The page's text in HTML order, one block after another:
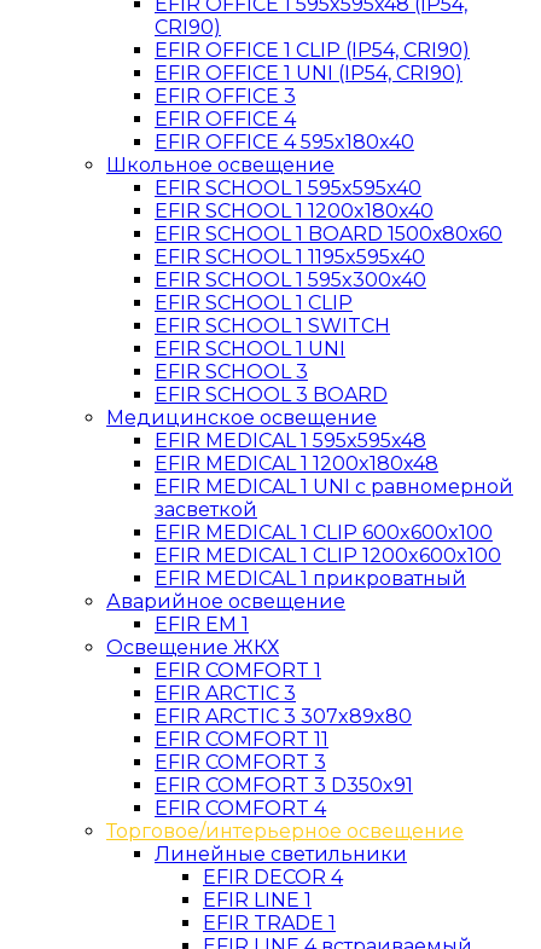
CRI90)
EFIR OFFICE 1 CLIP (IP54, CRI90)
EFIR OFFICE 1 UNI (IP54, CRI90)
EFIR OFFICE 3
EFIR OFFICE 4
EFIR OFFICE 4 595x180x40
Школьное освещение
EFIR SCHOOL 1 595x595x40
EFIR SCHOOL 1 1200x180x40
EFIR SCHOOL 1 BOARD 1500х80х60
EFIR SCHOOL 1 1195x595x40
EFIR SCHOOL 1 595x300x40
EFIR SCHOOL 1 CLIP
EFIR SCHOOL 1 SWITCH
EFIR SCHOOL 1 UNI
EFIR SCHOOL 3
EFIR SCHOOL 3 BOARD
Медицинское освещение
EFIR MEDICAL 1 595x595x48
EFIR MEDICAL 1 1200x180x48
EFIR MEDICAL 1 UNI с равномерной
засветкой
EFIR MEDICAL 1 CLIP 600x600x100
EFIR MEDICAL 1 CLIP 1200x600x100
EFIR MEDICAL 1 прикроватный
Аварийное освещение
EFIR EM 1
Освещение ЖКХ
EFIR COMFORT 1
EFIR ARCTIC 3
EFIR ARCTIC 3 307x89x80
EFIR COMFORT 11
EFIR COMFORT 3
EFIR COMFORT 3 D350x91
EFIR COMFORT 4
Торговое/интерьерное освещение
Линейные светильники
EFIR DECOR 4
EFIR LINE 1
EFIR TRADE 1